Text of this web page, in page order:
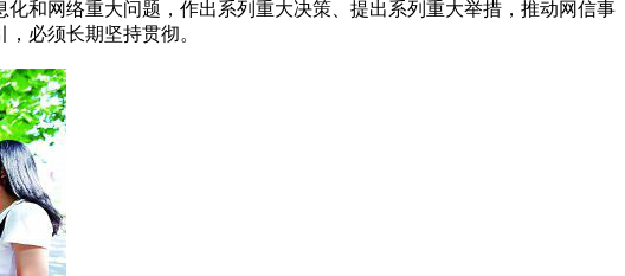
和网络重大问题，作出系列重大决策、提出系列重大举措，推动网信事
必须长期坚持贯彻。